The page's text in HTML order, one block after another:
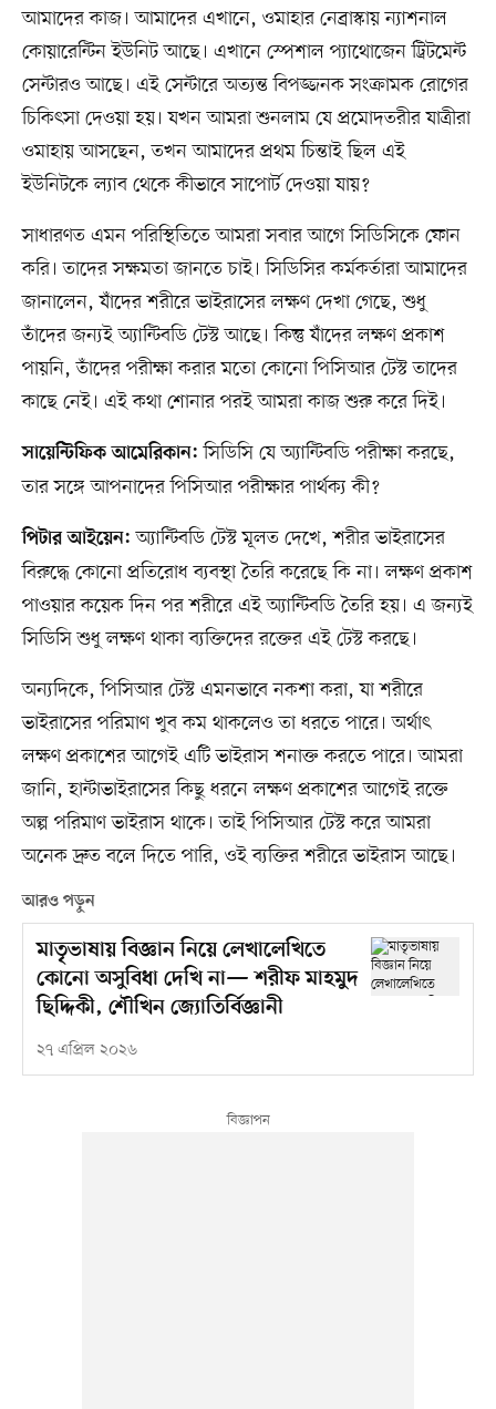
আমাদের কাজ। আমাদের এখানে, ওমাহার নেব্রাস্কায় ন্যাশনাল
কোয়ারেন্টিন ইউনিট আছে। এখানে স্পেশাল প্যাথোজেন ট্রিটমেন্ট
সেন্টারও আছে। এই সেন্টারে অত্যন্ত বিপজ্জনক সংক্রামক রোগের
চিকিৎসা দেওয়া হয়। যখন আমরা শুনলাম যে প্রমোদতরীর যাত্রীরা
ওমাহায় আসছেন, তখন আমাদের প্রথম চিন্তাই ছিল এই
ইউনিটকে ল্যাব থেকে কীভাবে সাপোর্ট দেওয়া যায়?
সাধারণত এমন পরিস্থিতিতে আমরা সবার আগে সিডিসিকে ফোন
করি। তাদের সক্ষমতা জানতে চাই। সিডিসির কর্মকর্তারা আমাদের
জানালেন, যাঁদের শরীরে ভাইরাসের লক্ষণ দেখা গেছে, শুধু
তাঁদের জন্যই অ্যান্টিবডি টেস্ট আছে। কিন্তু যাঁদের লক্ষণ প্রকাশ
পায়নি, তাঁদের পরীক্ষা করার মতো কোনো পিসিআর টেস্ট তাদের
কাছে নেই। এই কথা শোনার পরই আমরা কাজ শুরু করে দিই।
সায়েন্টিফিক আমেরিকান: সিডিসি যে অ্যান্টিবডি পরীক্ষা করছে,
তার সঙ্গে আপনাদের পিসিআর পরীক্ষার পার্থক্য কী?
পিটার আইয়েন: অ্যান্টিবডি টেস্ট মূলত দেখে, শরীর ভাইরাসের
বিরুদ্ধে কোনো প্রতিরোধ ব্যবস্থা তৈরি করেছে কি না। লক্ষণ প্রকাশ
পাওয়ার কয়েক দিন পর শরীরে এই অ্যান্টিবডি তৈরি হয়। এ জন্যই
সিডিসি শুধু লক্ষণ থাকা ব্যক্তিদের রক্তের এই টেস্ট করছে।
অন্যদিকে, পিসিআর টেস্ট এমনভাবে নকশা করা, যা শরীরে
ভাইরাসের পরিমাণ খুব কম থাকলেও তা ধরতে পারে। অর্থাৎ
লক্ষণ প্রকাশের আগেই এটি ভাইরাস শনাক্ত করতে পারে। আমরা
জানি, হান্টাভাইরাসের কিছু ধরনে লক্ষণ প্রকাশের আগেই রক্তে
অল্প পরিমাণ ভাইরাস থাকে। তাই পিসিআর টেস্ট করে আমরা
অনেক দ্রুত বলে দিতে পারি, ওই ব্যক্তির শরীরে ভাইরাস আছে।
আরও পড়ুন
মাতৃভাষায় বিজ্ঞান নিয়ে লেখালেখিতে
কোনো অসুবিধা দেখি না— শরীফ মাহমুদ
ছিদ্দিকী, শৌখিন জ্যোতির্বিজ্ঞানী
২৭ এপ্রিল ২০২৬